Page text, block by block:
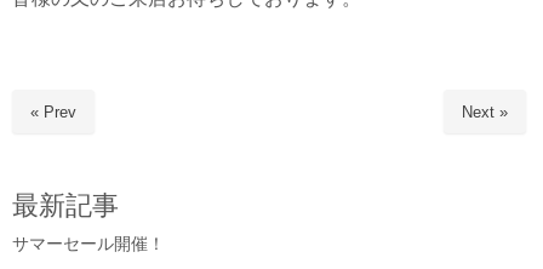
« Prev Next »
最新記事
サマーセール開催！